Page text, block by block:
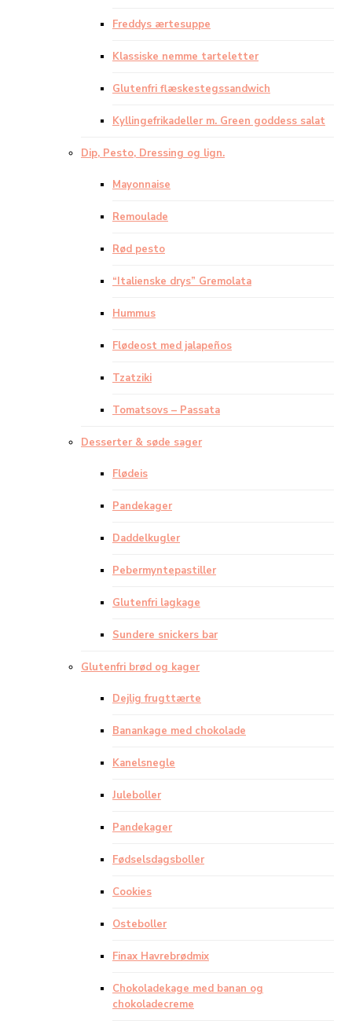
Freddys ærtesuppe
Klassiske nemme tarteletter
Glutenfri flæskestegssandwich
Kyllingefrikadeller m. Green goddess salat
Dip, Pesto, Dressing og lign.
Mayonnaise
Remoulade
Rød pesto
“Italienske drys” Gremolata
Hummus
Flødeost med jalapeños
Tzatziki
Tomatsovs – Passata
Desserter & søde sager
Flødeis
Pandekager
Daddelkugler
Pebermyntepastiller
Glutenfri lagkage
Sundere snickers bar
Glutenfri brød og kager
Dejlig frugttærte
Banankage med chokolade
Kanelsnegle
Juleboller
Pandekager
Fødselsdagsboller
Cookies
Osteboller
Finax Havrebrødmix
Chokoladekage med banan og
chokoladecreme